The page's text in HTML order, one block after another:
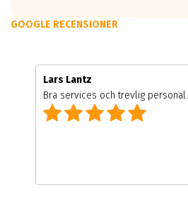
GOOGLE RECENSIONER
Lars Lantz
Bra services och trevlig personal.